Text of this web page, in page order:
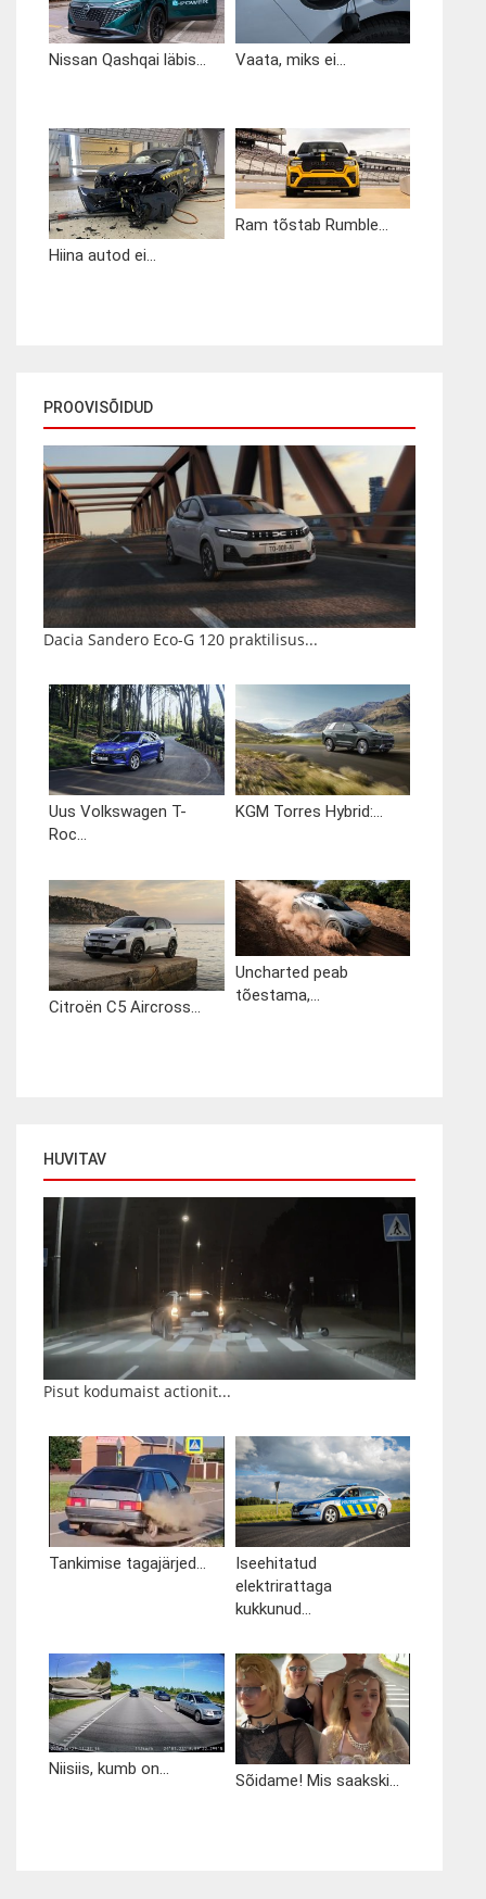
Nissan Qashqai läbis... Vaata, miks ei...
Hiina autod ei...
Ram tõstab Rumble...
PROOVISÕIDUD
Dacia Sandero Eco-G 120 praktilisus...
Uus Volkswagen T-
Roc...
KGM Torres Hybrid:...
Citroën C5 Aircross...
Uncharted peab
tõestama,...
HUVITAV
Pisut kodumaist actionit...
Tankimise tagajärjed...
Iseehitatud
elektrirattaga
kukkunud...
Niisiis, kumb on...
Sõidame! Mis saakski...